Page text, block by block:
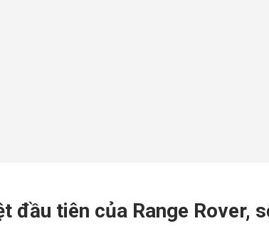
đầu tiên của Range Rover,